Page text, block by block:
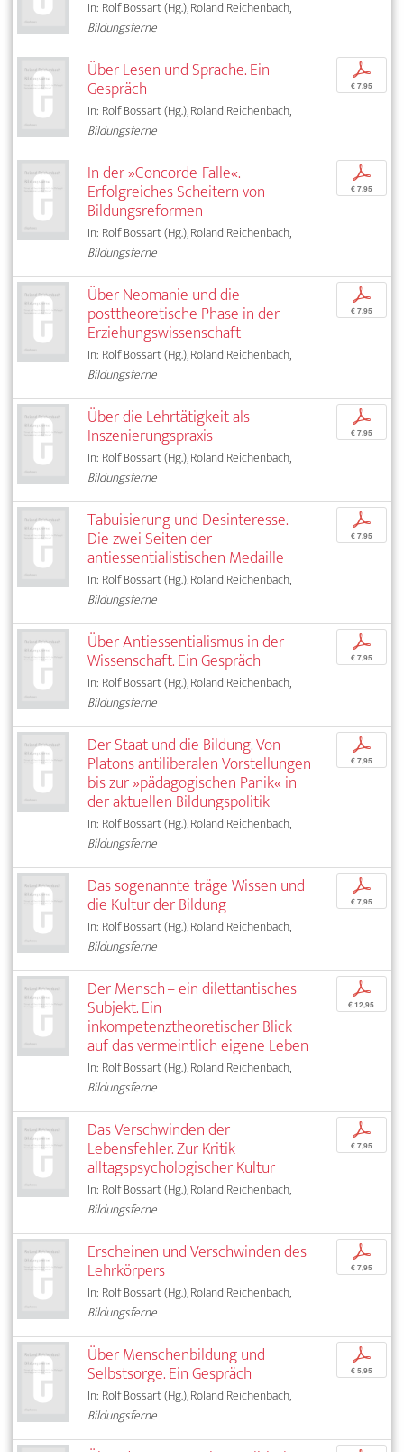
In: Rolf Bossart (Hg.), Roland Reichenbach,
Bildungsferne
Über Lesen und Sprache. Ein
Gespräch
In: Rolf Bossart (Hg.), Roland Reichenbach,
Bildungsferne
p
€ 7,95
In der »Concorde-Falle«.
Erfolgreiches Scheitern von
Bildungsreformen
In: Rolf Bossart (Hg.), Roland Reichenbach,
Bildungsferne
p
€ 7,95
Über Neomanie und die
posttheoretische Phase in der
Erziehungswissenschaft
In: Rolf Bossart (Hg.), Roland Reichenbach,
Bildungsferne
p
€ 7,95
Über die Lehrtätigkeit als
Inszenierungspraxis
In: Rolf Bossart (Hg.), Roland Reichenbach,
Bildungsferne
p
€ 7,95
Tabuisierung und Desinteresse.
Die zwei Seiten der
antiessentialistischen Medaille
In: Rolf Bossart (Hg.), Roland Reichenbach,
Bildungsferne
p
€ 7,95
Über Antiessentialismus in der
Wissenschaft. Ein Gespräch
In: Rolf Bossart (Hg.), Roland Reichenbach,
Bildungsferne
p
€ 7,95
Der Staat und die Bildung. Von
Platons antiliberalen Vorstellungen
bis zur »pädagogischen Panik« in
der aktuellen Bildungspolitik
In: Rolf Bossart (Hg.), Roland Reichenbach,
Bildungsferne
p
€ 7,95
Das sogenannte träge Wissen und
die Kultur der Bildung
In: Rolf Bossart (Hg.), Roland Reichenbach,
Bildungsferne
p
€ 7,95
Der Mensch – ein dilettantisches
Subjekt. Ein
inkompetenztheoretischer Blick
auf das vermeintlich eigene Leben
In: Rolf Bossart (Hg.), Roland Reichenbach,
Bildungsferne
p
€ 12,95
Das Verschwinden der
Lebensfehler. Zur Kritik
alltagspsychologischer Kultur
In: Rolf Bossart (Hg.), Roland Reichenbach,
Bildungsferne
p
€ 7,95
Erscheinen und Verschwinden des
Lehrkörpers
In: Rolf Bossart (Hg.), Roland Reichenbach,
Bildungsferne
p
€ 7,95
Über Menschenbildung und
Selbstsorge. Ein Gespräch
In: Rolf Bossart (Hg.), Roland Reichenbach,
Bildungsferne
p
€ 5,95